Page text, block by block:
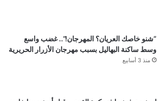
“شنو خاصك العريان؟ المهرجان!”.. غضب واسع
وسط ساكنة البهاليل بسبب مهرجان الأزرار الحريرية
منذ 3 أسابيع